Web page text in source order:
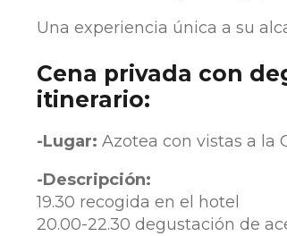
Una experiencia única a su
Cena privada con
itinerario:
-Lugar: Azotea con vistas a la
-Descripción:
19.30 recogida en el hotel
20.00-22.30 degustación de